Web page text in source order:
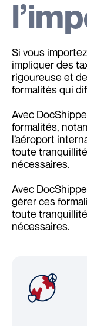
Si vous
impliquer des
rigoureuse et
formalités qui
Avec
formalités,
l’aéroport
toute
nécessaires.
Avec
gérer ces
toute
nécessaires.